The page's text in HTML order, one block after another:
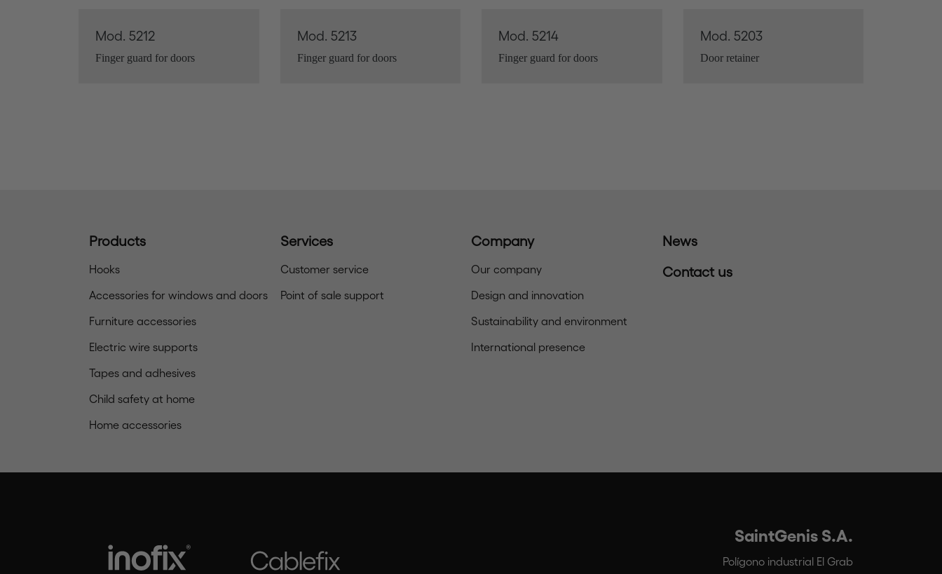
Mod. 5212
Finger guard for doors
Mod. 5213
Finger guard for doors
Mod. 5214
Finger guard for doors
Mod. 5203
Door retainer
Products
Hooks
Accessories for windows and doors
Furniture accessories
Electric wire supports
Tapes and adhesives
Child safety at home
Home accessories
Services
Customer service
Point of sale support
Company
Our company
Design and innovation
Sustainability and environment
International presence
News
Contact us
SaintGenis S.A.
Polígono industrial El Grab